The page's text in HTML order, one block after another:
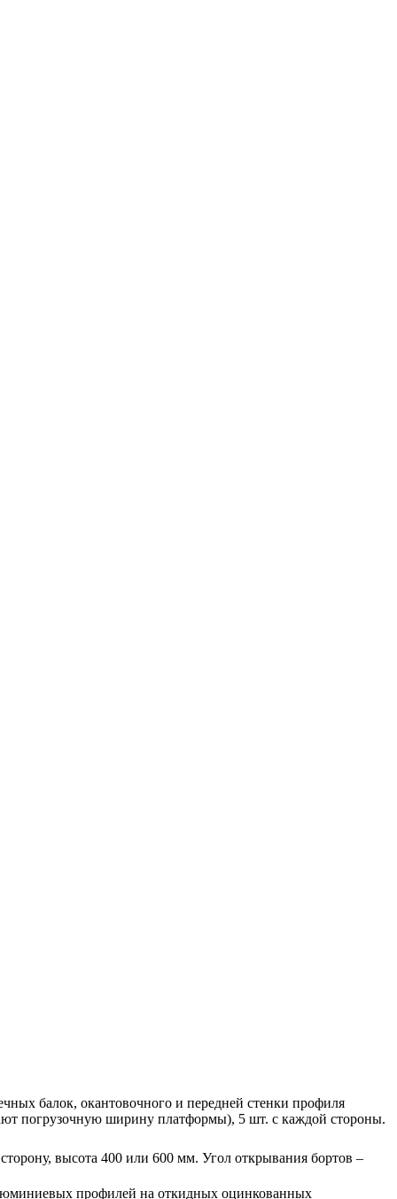
балок, окантовочного и передней стенки профиля
погрузочную ширину платформы), 5 шт. с каждой стороны.
высота 400 или 600 мм. Угол открывания бортов –
профилей на откидных оцинкованных